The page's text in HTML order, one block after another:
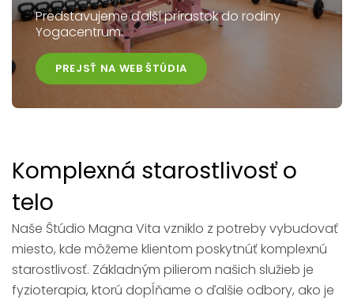
Predstavujeme ďalší prírastok do rodiny
Yogacentrum.
PREJSŤ NA WEB ŠTÚDIA
Komplexná starostlivosť o
telo
Naše Štúdio Magna Vita vzniklo z potreby vybudovať
miesto, kde môžeme klientom poskytnúť komplexnú
starostlivosť. Základným pilierom našich služieb je
fyzioterapia, ktorú dopĺňame o ďalšie odbory, ako je